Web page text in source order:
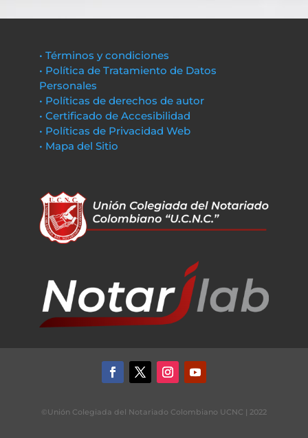
• Términos y condiciones
• Política de Tratamiento de Datos
Personales
• Políticas de derechos de autor
• Certificado de Accesibilidad
• Políticas de Privacidad Web
• Mapa del Sitio
©Unión Colegiada del Notariado Colombiano UCNC | 2022